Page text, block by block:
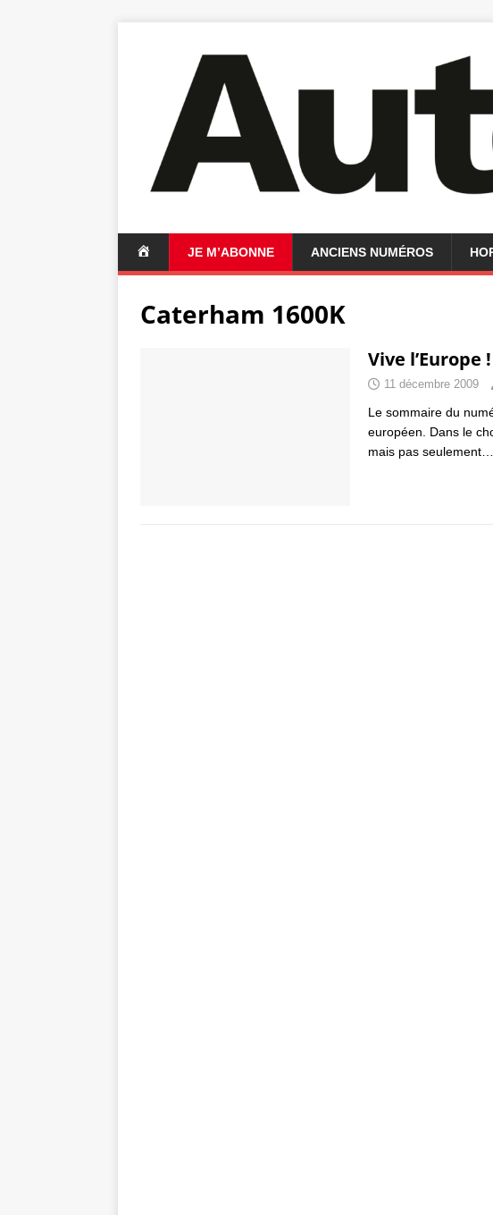
C
U
JE M’ABONNE ANCIENS NUMÉROS
Caterham 1600K
Vive l’Europe !
11 décembre 2009
Le sommaire du
européen. Dans le
mais pas